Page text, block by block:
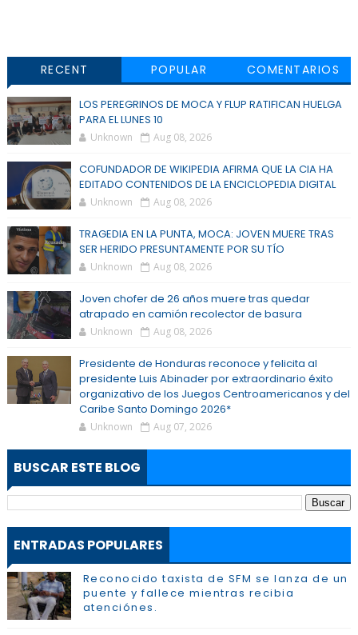
RECENT POPULAR COMENTARIOS
LOS PEREGRINOS DE MOCA Y FLUP RATIFICAN HUELGA
PARA EL LUNES 10
Unknown Aug 08, 2026
COFUNDADOR DE WIKIPEDIA AFIRMA QUE LA CIA HA
EDITADO CONTENIDOS DE LA ENCICLOPEDIA DIGITAL
Unknown Aug 08, 2026
TRAGEDIA EN LA PUNTA, MOCA: JOVEN MUERE TRAS
SER HERIDO PRESUNTAMENTE POR SU TÍO
Unknown Aug 08, 2026
Joven chofer de 26 años muere tras quedar
atrapado en camión recolector de basura
Unknown Aug 08, 2026
Presidente de Honduras reconoce y felicita al
presidente Luis Abinader por extraordinario éxito
organizativo de los Juegos Centroamericanos y del
Caribe Santo Domingo 2026*
Unknown Aug 07, 2026
BUSCAR ESTE BLOG
ENTRADAS POPULARES
Reconocido taxista de SFM se lanza de un
puente y fallece mientras recibia
atenciónes.